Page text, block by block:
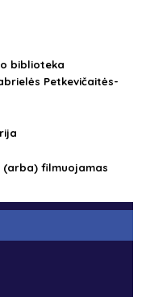
biblioteka
Petkevičaitės-
filmuojamas